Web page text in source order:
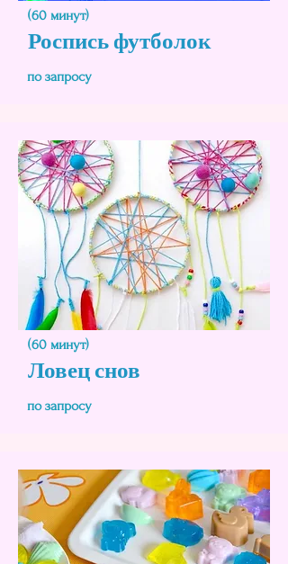
(60 минут)
Роспись футболок
по запросу
(60 минут)
Ловец снов
по запросу